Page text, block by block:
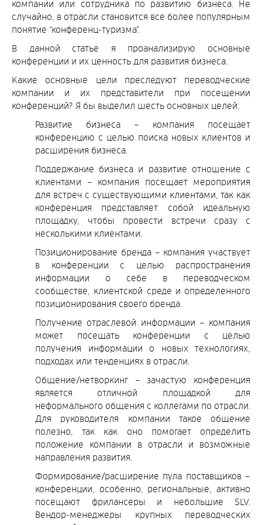
компании или сотрудника по развитию бизнеса. Не
случайно, в отрасли становится все более популярным
понятие “конференц-туризма”.
В данной статье я проанализирую основные
конференции и их ценность для развития бизнеса.
Какие основные цели преследуют переводческие
компании и их представители при посещении
конференций? Я бы выделил шесть основных целей:
Развитие бизнеса – компания посещает
конференцию с целью поиска новых клиентов и
расширения бизнеса.
Поддержание бизнеса и развитие отношение с
клиентами – компания посещает мероприятия
для встреч с существующими клиентами, так как
конференция представляет собой идеальную
площадку, чтобы провести встречи сразу с
несколькими клиентами.
Позиционирование бренда – компания участвует
в конференции с целью распространения
информации о себе в переводческом
сообществе, клиентской среде и определенного
позиционирования своего бренда.
Получение отраслевой информации – компания
может посещать конференции с целью
получения информации о новых технологиях,
подходах или тенденциях в отрасли.
Общение/нетворкинг – зачастую конференция
является отличной площадкой для
неформального общения с коллегами по отрасли.
Для руководителя компании такое общение
полезно, так как оно помогает определить
положение компании в отрасли и возможные
направления развития.
Формирование/расширение пула поставщиков –
конференции, особенно, региональные, активно
посещают фрилансеры и небольшие SLV.
Вендор-менеджеры крупных переводческих